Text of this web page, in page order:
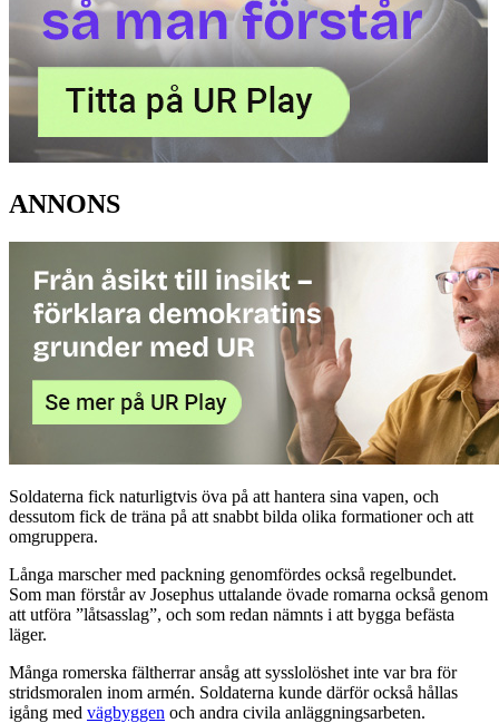
ANNONS
Soldaterna fick naturligtvis öva på att hantera sina vapen, och
dessutom fick de träna på att snabbt bilda olika formationer och att
omgruppera.
Långa marscher med packning genomfördes också regelbundet.
Som man förstår av Josephus uttalande övade romarna också genom
att utföra ”låtsasslag”, och som redan nämnts i att bygga befästa
läger.
Många romerska fältherrar ansåg att sysslolöshet inte var bra för
stridsmoralen inom armén. Soldaterna kunde därför också hållas
igång med vägbyggen och andra civila anläggningsarbeten.